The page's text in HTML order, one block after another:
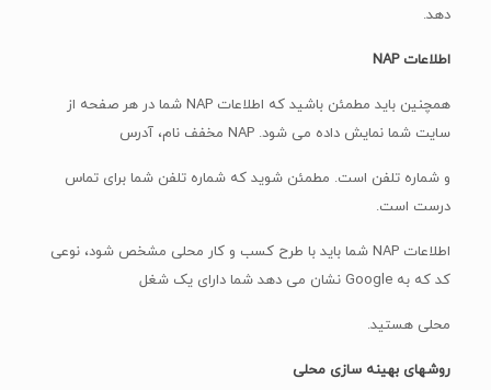
دهد.
اطلاعات NAP
همچنین باید مطمئن باشید که اطلاعات NAP شما در هر صفحه از
سایت شما نمایش داده می شود. NAP مخفف نام، آدرس
و شماره تلفن است. مطمئن شوید که شماره تلفن شما برای تماس
درست است.
اطلاعات NAP شما باید با طرح کسب و کار محلی مشخص شود، نوعی
کد که به Google نشان می دهد شما دارای یک شغل
محلی هستید.
روشهای بهینه سازی محلی